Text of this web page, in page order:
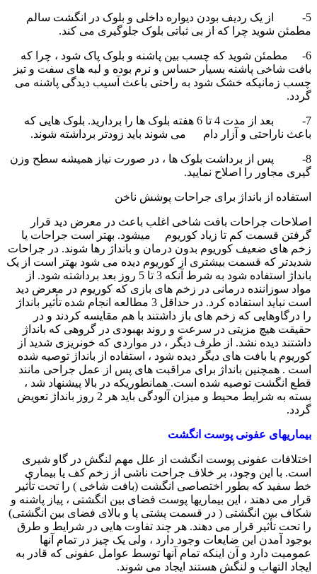
5- از یک ردیف بودن دیواره داخلی و بلوک در انگشت سالم
مطمئن شوید چرا که از بی ثباتی بلوک جلوگیری می کند.
6- مطمئن شوید که چسب بین پاشنه و بلوک پاک شود ، چرا که
بافت شاخی پاشنه بسیار حساس و نرم بوده و لبه های سفت و تیز
چسب زمانیکه خشک شود به راحتی باعث آسیب دیدگی پاشنه می
گردد.
7- بعد از مدت 4 تا 6 هفته بلوک ها را بردارید. بلوک هایی که
باعث ناراحتی و آزار دام می شوند باید زودتر برداشته شوند.
8- پس از برداشت بلوک ها ، در صورت نیاز همیشه سطح وزن
گیری مجاور را اصلاح نمایید.
استفاده از بانداژ برای جراحات پوشش ناخن
اصلاحات جراحات بافت شاخی اغلب باعث در معرض دید قرار
گرفتن قسمت کم تا زیاد کوریوم میشود. بهتر است جراحات یا
زخم های ضعیف کوریوم بدون درمان و بانداژ رها شوند. در جراحات
شدیدتر که قسمت بیشتری از کوریوم دیده می شود بهتر است از یک
بانداژ استفاده شود به شرط آنکه 3 تا 5 روز بعد برداشته شود. از
مواد سوزاننده درمانی در زخم های بازی که کوریوم در معرض دید
است نباید استفاده کرد. در حداقل 3 مطالعه انجام شده تأثیر بانداژ
را درگاوهایی که زخم های باز داشتند با هم مقایسه کردند و در
حقیقت هیچ مزیتی در سرعت و روند بهبودی در گروهی که بانداژ
داشتند دیده نشد. از طرف دیگر ، در مواردی که خونریزی شدید از
کوریوم یا بافت های دیگر دیده شود ، استفاده از بانداژ توصیه شده
است . همچنین بانداژ برای مراقبت های پس از عمل جراحی مانند
قطع انگشت توصیه شده است. همانطوریکه در بالا پیشنهاد شد ،
بسته به شرایط محیط و میزان آلودگی باید هر 2 روز بانداژ تعویض
گردد.
بیماریهای عفونی پوست انگشت
اختلافات عفونی پوست انگشت از علل مهم لنگش در گاو شیری
است. با این وجود، بر خلاف جراحت ناشی از زخم کف یا بیماری
خط سفید که بطور اختصاصی انگشت (بافت شاخی ) را تحت تأثیر
قرار می دهند ، این بیماریها پوست فضای بین انگشتی ، پیاز پاشنه و
شکاف بین انگشتی ( در قسمت پشتی پا و بالای فضای بین انگشتی)
را تحت تأثیر قرار می دهند. هر چند تفاوت هایی در شرایط و طرق
بوجود آمدن این ضایعات وجود دارد ، ولی یک چیز در تمام آنها
عمومیت دارد و آن اینکه تمام آنها توسط عوامل عفونی که قادر به
ایجاد التهاب و لنگش هستند ایجاد می شوند.